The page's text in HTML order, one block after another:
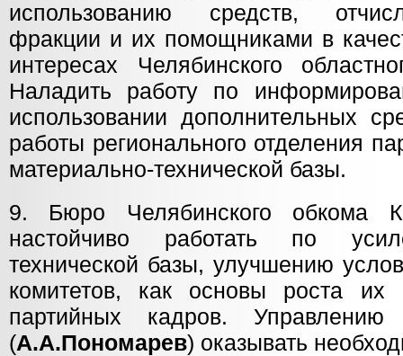
использованию средств,
фракции и их помощниками в
интересах Челябинского
Наладить работу по
использовании дополнительных
работы регионального отделения
материально-технической базы.
9. Бюро Челябинского обкома
настойчиво работать по
технической базы, улучшению
комитетов, как основы роста их
партийных кадров.
(А.А.Пономарев) оказывать